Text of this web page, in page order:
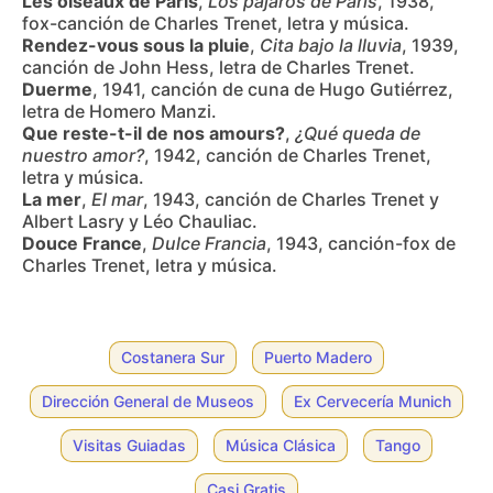
fox-canción de Charles Trenet, letra y música.
Rendez-vous sous la pluie, Cita bajo la lluvia, 1939,
canción de John Hess, letra de Charles Trenet.
Duerme, 1941, canción de cuna de Hugo Gutiérrez,
letra de Homero Manzi.
Que reste-t-il de nos amours?, ¿Qué queda de
nuestro amor?, 1942, canción de Charles Trenet,
letra y música.
La mer, El mar, 1943, canción de Charles Trenet y
Albert Lasry y Léo Chauliac.
Douce France, Dulce Francia, 1943, canción-fox de
Charles Trenet, letra y música.
Costanera Sur Puerto Madero
Dirección General de Museos Ex Cervecería Munich
Visitas Guiadas Música Clásica Tango
Casi Gratis